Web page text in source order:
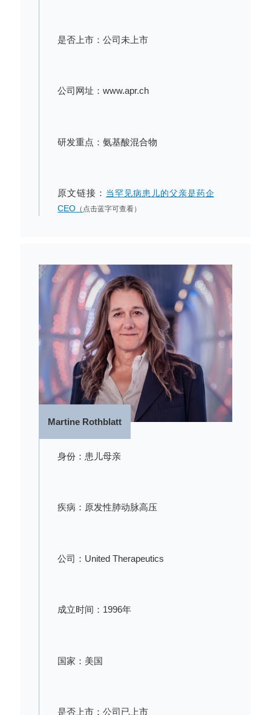
是否上市：公司未上市
公司网址：www.apr.ch
研发重点：氨基酸混合物
原文链接： 当罕见病患儿的父亲是药企
CEO （ 点击蓝字可查看）
Martine Rothblatt
身份：患儿母亲
疾病：原发性肺动脉高压
公司：United Therapeutics
成立时间：1996年
国家：美国
是否上市：公司已上市